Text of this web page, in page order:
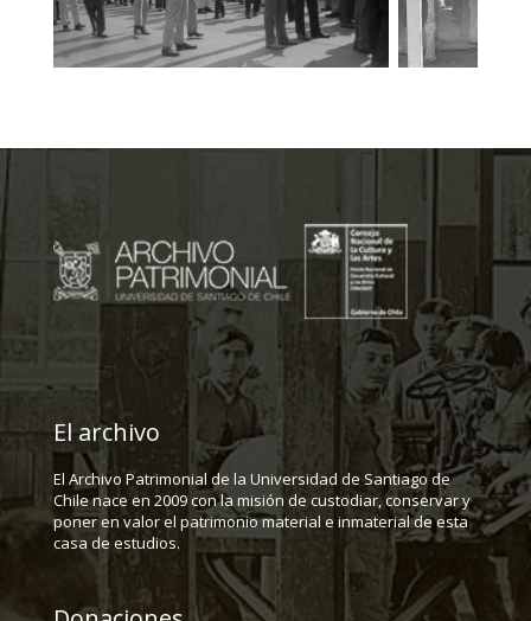
El archivo
El Archivo Patrimonial de la Universidad de Santiago de
Chile nace en 2009 con la misión de custodiar, conservar y
poner en valor el patrimonio material e inmaterial de esta
casa de estudios.